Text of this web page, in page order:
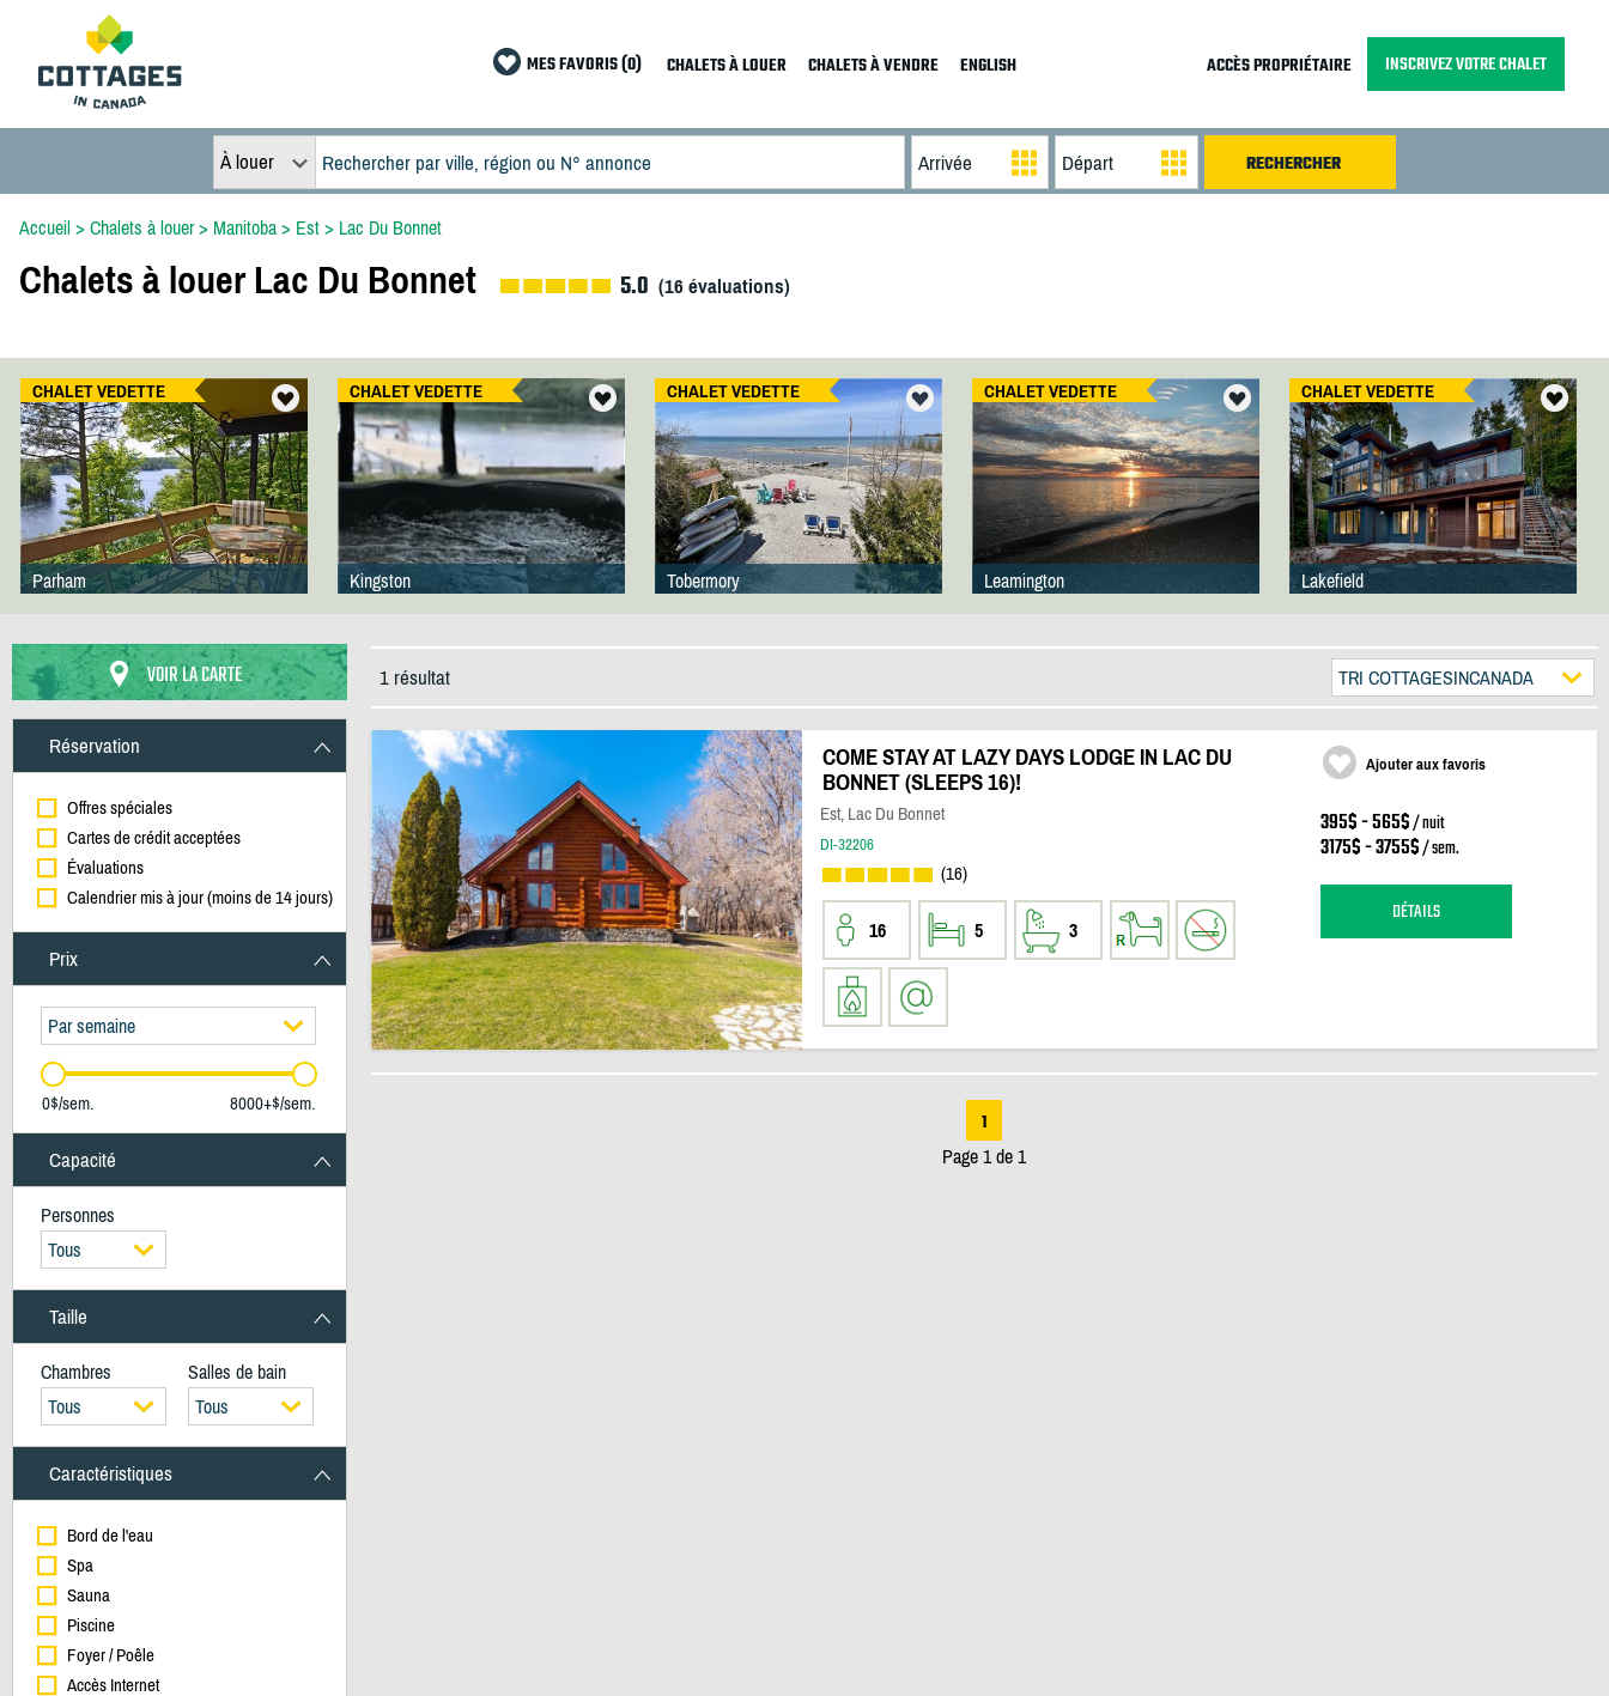
MES FAVORIS (0) CHALETS À LOUER CHALETS À VENDRE ENGLISH ACCÈS PROPRIÉTAIRE INSCRIVEZ VOTRE CHALET
À louer
Accueil> Chalets à louer> Manitoba> Est> Lac Du Bonnet
Chalets à louer Lac Du Bonnet 5.0 (16évaluations)
CHALET VEDETTE
Parham
CHALET VEDETTE
Kingston
CHALET VEDETTE
Tobermory
CHALET VEDETTE
Leamington
CHALET VEDETTE
Lakefield
VOIR LA CARTE
Réservation
Offres spéciales
Cartes de crédit acceptées
Évaluations
Calendrier mis à jour (moins de 14 jours)
Prix
Par semaine
0$/sem. 8000+$/sem.
Capacité
Personnes
Tous
Taille
Chambres
Salles de bain
Tous
Tous
Caractéristiques
Bord de l'eau
Spa
Sauna
Piscine
Foyer / Poêle
Accès Internet
1 résultat TRI COTTAGESINCANADA
COME STAY AT LAZY DAYS LODGE IN LAC DU
BONNET (SLEEPS 16)!
Est, Lac Du Bonnet
DI-32206
(16)
16 5 3
Ajouter aux favoris
395$ - 565$/ nuit
3175$ - 3755$/ sem.
DÉTAILS
1
Page 1 de 1